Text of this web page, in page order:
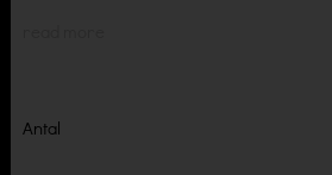
Antal